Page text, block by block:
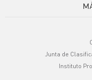
Junta de
Instituto